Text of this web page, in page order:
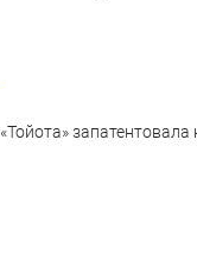
«Тойота»